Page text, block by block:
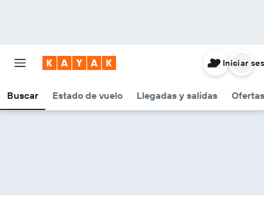
Buscar Estado de vuelo Llegadas y salidas Ofertas
Iniciar